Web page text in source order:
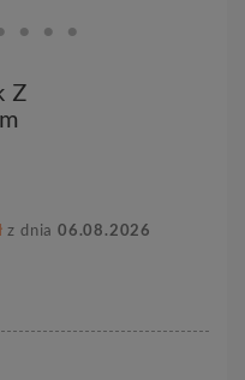
Z
z dnia06.08.2026